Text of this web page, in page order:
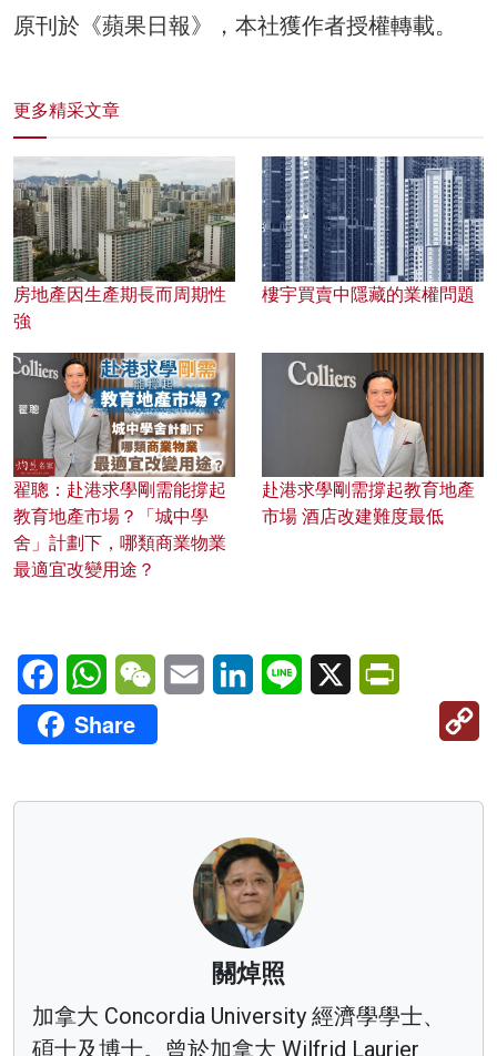
原刊於《蘋果日報》，本社獲作者授權轉載。
更多精采文章
房地產因生產期長而周期性
強
樓宇買賣中隱藏的業權問題
翟聰：赴港求學剛需能撐起
教育地產市場？「城中學
舍」計劃下，哪類商業物業
最適宜改變用途？
赴港求學剛需撐起教育地產
市場 酒店改建難度最低
FacebookWhatsAppWeChatEmail LinkedInLine X
Share
關焯照
加拿大 Concordia University 經濟學學士、
碩士及博士。曾於加拿大 Wilfrid Laurier